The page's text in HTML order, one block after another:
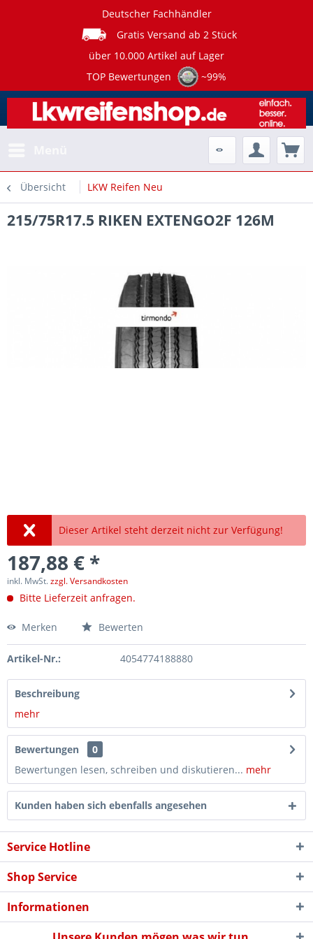
Deutscher Fachhändler
Gratis Versand ab 2 Stück
über 10.000 Artikel auf Lager
TOP Bewertungen
~99%
Übersicht LKW Reifen Neu
215/75R17.5 RIKEN EXTENGO2F 126M
Dieser Artikel steht derzeit nicht zur Verfügung!
187,88 € *
inkl. MwSt.zzgl. Versandkosten
Bitte Lieferzeit anfragen.
Merken Bewerten
Artikel-Nr.: 4054774188880
Beschreibung
mehr
Bewertungen
0
Bewertungen lesen, schreiben und diskutieren... mehr
Kunden haben sich ebenfalls angesehen
Service Hotline
Shop Service
Informationen